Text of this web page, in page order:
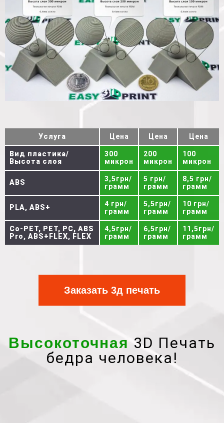
Услуга Цена Цена Цена
Вид пластика/
Высота слоя
300
микрон
200
микрон
100
микрон
ABS
3,5грн/
грамм
5 грн/
грамм
8,5 грн/
грамм
PLA, ABS+
4 грн/
грамм
5,5грн/
грамм
10 грн/
грамм
Co-PET, PET, PC, ABS
Pro, ABS+FLEX, FLEX
4,5грн/
грамм
6,5грн/
грамм
11,5грн/
грамм
Заказать 3д печать
Высокоточная 3D Печать
бедра человека!